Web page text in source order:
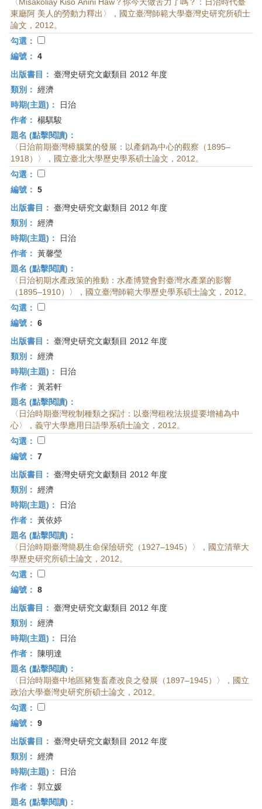
東廳阿 美人的勞動力釋出〉，國立臺灣師範大學臺灣史研究所碩士
論文，2012。
勾選：
編號： 4
出版書目： 臺灣史研究文獻類目 2012 年度
類別： 經濟
時期(主題)：
日治
作者： 楊騏駿
題名 (點擊閱讀)：
〈日治前期臺灣樟腦業的發展：以產銷為中心的觀察（1895–
1918）〉，國立臺北大學歷史學系碩士論文，2012。
勾選：
編號： 5
出版書目： 臺灣史研究文獻類目 2012 年度
類別： 經濟
時期(主題)：
日治
作者： 黃馨瑩
題名 (點擊閱讀)：
〈日治初期水產政策的推動：水產博覽會對臺灣水產業的影響
（1895–1910）〉，國立臺灣師範大學歷史學系碩士論文，2012。
勾選：
編號： 6
出版書目： 臺灣史研究文獻類目 2012 年度
類別： 經濟
時期(主題)：
日治
作者： 黃若軒
題名 (點擊閱讀)：
〈日治時期臺灣稅制種類之探討：以臺灣租稅法規提要增補為中
心〉，義守大學應用日語學系碩士論文，2012。
勾選：
編號： 7
出版書目： 臺灣史研究文獻類目 2012 年度
類別： 經濟
時期(主題)：
日治
作者： 黃依婷
題名 (點擊閱讀)：
〈日治時期臺灣簡易生命保險研究（1927–1945）〉，國立清華大
學歷史研究所碩士論文，2012。
勾選：
編號： 8
出版書目： 臺灣史研究文獻類目 2012 年度
類別： 經濟
時期(主題)：
日治
作者：
陳明達
題名 (點擊閱讀)：
〈日治時期臺中地區豬隻畜產改良之發展（1897–1945）〉，國立
政治大學臺灣史研究所碩士論文，2012。
勾選：
編號： 9
出版書目： 臺灣史研究文獻類目 2012 年度
類別： 經濟
時期(主題)：
日治
作者： 郭立媛
題名 (點擊閱讀)：